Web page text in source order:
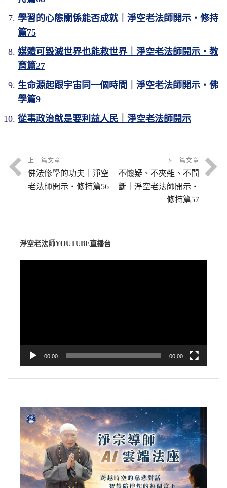
學習的心態關係能否成就｜淨空老法師開示・修持
篇75
媒體可毀滅世界也能救世界｜淨空老法師開示・教
育篇27
生命源起跟宇宙同一個時間｜淨空老法師開示・佛
學篇9
從事政治就是要利益人民｜淨空老法師開示
上一篇文章
佛法修學的功夫｜淨空
老法師開示・修持篇56
下一篇文章
不懷疑、不夾雜、不間
斷｜淨空老法師開示・
修持篇57
淨空老法師YOUTUBE直播台
00:00 00:00